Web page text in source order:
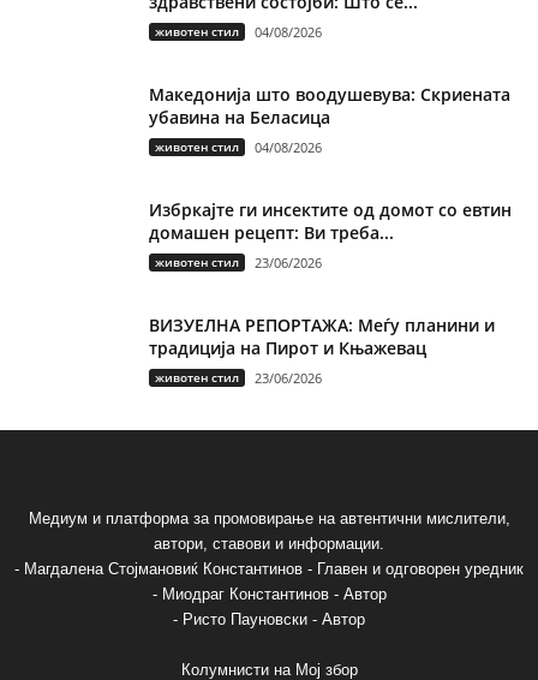
животен стил 04/08/2026
Македонија што воодушевува: Скриената
убавина на Беласица
животен стил 04/08/2026
Избркајте ги инсектите од домот со евтин
домашен рецепт: Ви треба...
животен стил 23/06/2026
ВИЗУЕЛНА РЕПОРТАЖА: Меѓу планини и
традиција на Пирот и Књажевац
животен стил 23/06/2026
Медиум и платформа за промовирање на автентични мислители,
автори, ставови и информации.
- Магдалена Стојмановиќ Константинов - Главен и одговорен уредник
- Миодраг Константинов - Автор
- Ристо Пауновски - Автор
Колумнисти на Мој збор